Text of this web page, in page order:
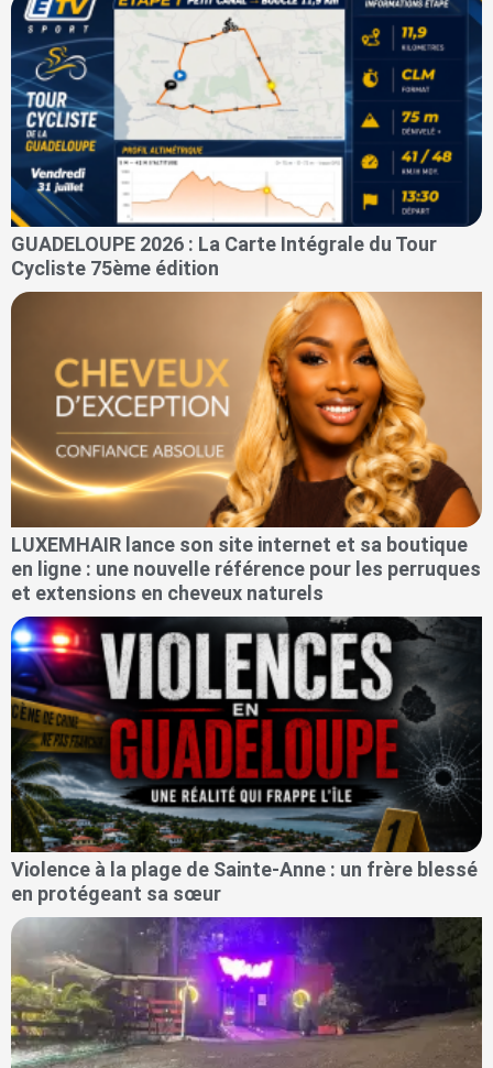
GUADELOUPE 2026 : La Carte Intégrale du Tour
Cycliste 75ème édition
LUXEMHAIR lance son site internet et sa boutique
en ligne : une nouvelle référence pour les perruques
et extensions en cheveux naturels
Violence à la plage de Sainte-Anne : un frère blessé
en protégeant sa sœur